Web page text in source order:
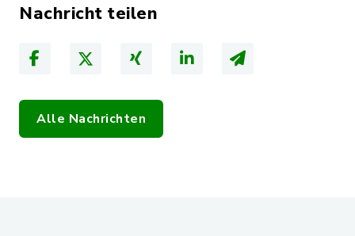
Nachricht teilen
Alle Nachrichten